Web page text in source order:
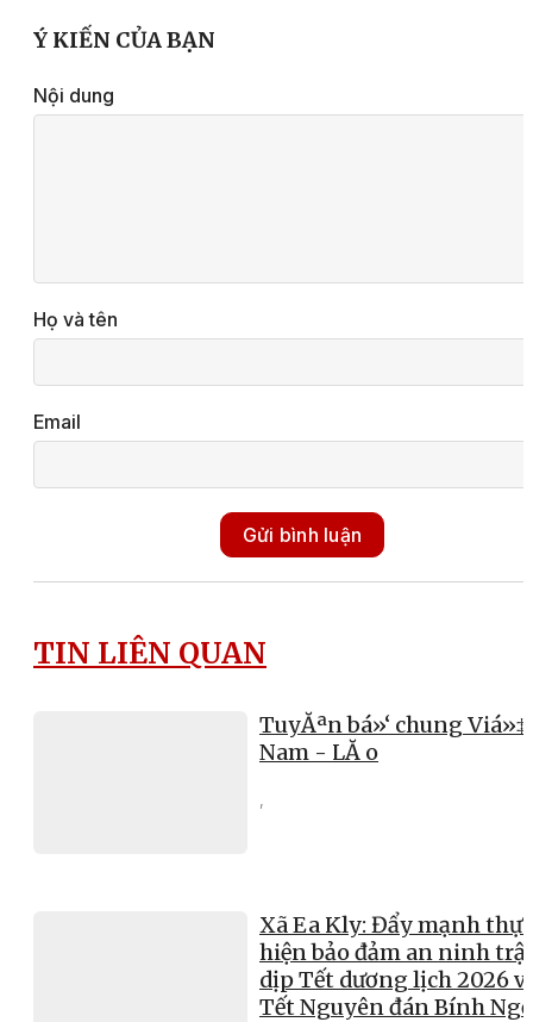
Ý KIẾN CỦA BẠN
Nội dung
Họ và tên
Email
Gửi bình luận
TIN LIÊN QUAN
TuyĂªn bá»‘ chung
Nam - LĂ o
,
Xã Ea Kly: Đẩy mạnh thực
hiện bảo đảm an ninh
dịp Tết dương lịch 2026
Tết Nguyên đán Bính Ngọ